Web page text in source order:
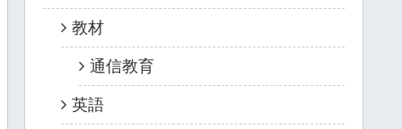
教材
通信教育
英語